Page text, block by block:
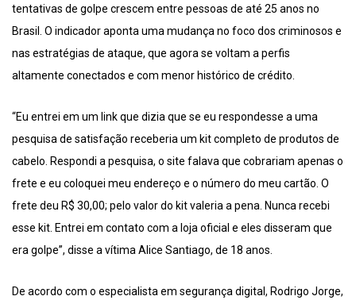
tentativas de golpe crescem entre pessoas de até 25 anos no
Brasil. O indicador aponta uma mudança no foco dos criminosos e
nas estratégias de ataque, que agora se voltam a perfis
altamente conectados e com menor histórico de crédito.
“Eu entrei em um link que dizia que se eu respondesse a uma
pesquisa de satisfação receberia um kit completo de produtos de
cabelo. Respondi a pesquisa, o site falava que cobrariam apenas o
frete e eu coloquei meu endereço e o número do meu cartão. O
frete deu R$ 30,00; pelo valor do kit valeria a pena. Nunca recebi
esse kit. Entrei em contato com a loja oficial e eles disseram que
era golpe”, disse a vítima Alice Santiago, de 18 anos.
De acordo com o especialista em segurança digital, Rodrigo Jorge,